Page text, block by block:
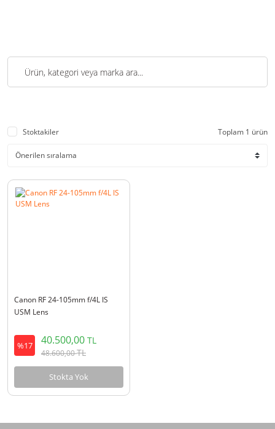
Stoktakiler Toplam 1 ürün
Canon RF 24-105mm f/4L IS
USM Lens
%17 40.500,00 TL
48.600,00TL
Stokta Yok